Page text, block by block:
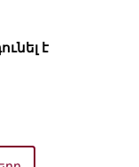
է